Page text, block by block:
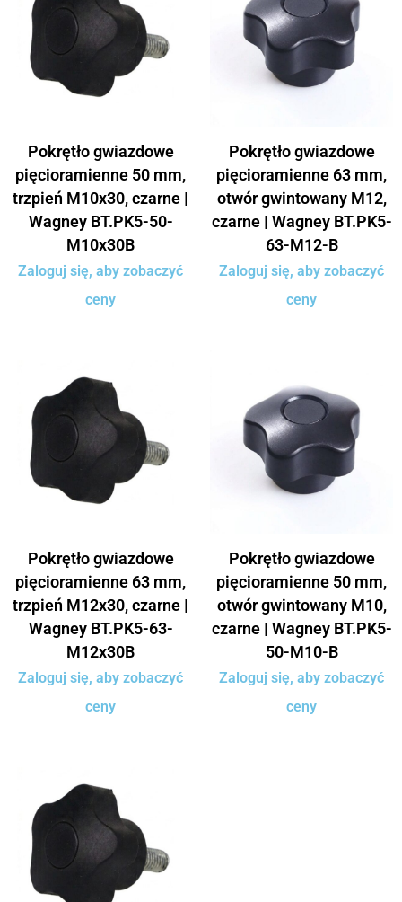
Pokrętło gwiazdowe
pięcioramienne 50 mm,
trzpień M10x30, czarne |
Wagney BT.PK5-50-
M10x30B
Zaloguj się, aby zobaczyć
ceny
Pokrętło gwiazdowe
pięcioramienne 63 mm,
otwór gwintowany M12,
czarne | Wagney BT.PK5-
63-M12-B
Zaloguj się, aby zobaczyć
ceny
Pokrętło gwiazdowe
pięcioramienne 63 mm,
trzpień M12x30, czarne |
Wagney BT.PK5-63-
M12x30B
Zaloguj się, aby zobaczyć
ceny
Pokrętło gwiazdowe
pięcioramienne 50 mm,
otwór gwintowany M10,
czarne | Wagney BT.PK5-
50-M10-B
Zaloguj się, aby zobaczyć
ceny